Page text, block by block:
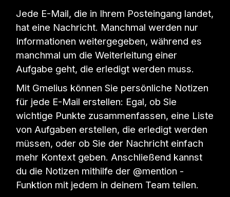
Jede E-Mail, die in Ihrem Posteingang landet,
hat eine Nachricht. Manchmal werden nur
Informationen weitergegeben, während es
manchmal um die Weiterleitung einer
Aufgabe geht, die erledigt werden muss.
Mit Gmelius können Sie persönliche Notizen
für jede E-Mail erstellen: Egal, ob Sie
wichtige Punkte zusammenfassen, eine Liste
von Aufgaben erstellen, die erledigt werden
müssen, oder ob Sie der Nachricht einfach
mehr Kontext geben. Anschließend kannst
du die Notizen mithilfe der @mention -
Funktion mit jedem in deinem Team teilen.